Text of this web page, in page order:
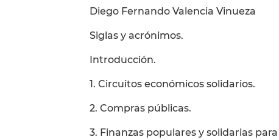
Diego Fernando Valencia Vinueza
Siglas y acrónimos.
Introducción.
1. Circuitos económicos solidarios.
2. Compras públicas.
3. Finanzas populares y solidarias